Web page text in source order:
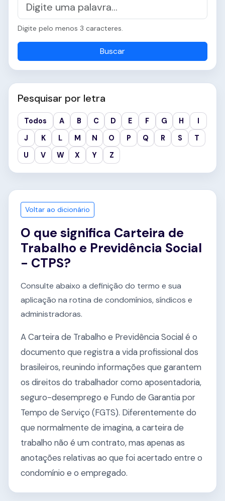
Voltar ao dicionário
O que significa Carteira de
Trabalho e Previdência Social
- CTPS?
Consulte abaixo a definição do termo e sua
aplicação na rotina de condomínios, síndicos e
administradoras.
A Carteira de Trabalho e Previdência Social é o
documento que registra a vida profissional dos
brasileiros, reunindo informações que garantem
os direitos do trabalhador como aposentadoria,
seguro-desemprego e Fundo de Garantia por
Tempo de Serviço (FGTS). Diferentemente do
que normalmente de imagina, a carteira de
trabalho não é um contrato, mas apenas as
anotações relativas ao que foi acertado entre o
condomínio e o empregado.
Digite pelo menos 3 caracteres.
Buscar
Pesquisar por letra
Todos A B C D E F G H
I
J
K L M N O P Q R S
T
U
V W X Y Z